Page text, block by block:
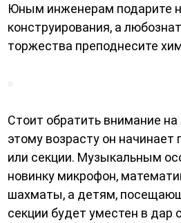
Юным инженерам подарите
конструирования, а
торжества преподнесите
Стоит обратить внимание на
этому возрасту он
или секции. Музыкальным
новинку микрофон,
шахматы, а детям,
секции будет уместен в дар